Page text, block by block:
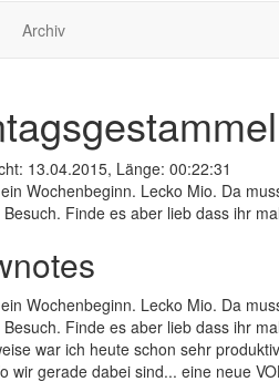
Archiv
13.04.2015, Länge: 00:22:31
Wochenbeginn. Lecko Mio. Da
Finde es aber lieb dass ihr
Wochenbeginn. Lecko Mio. Da
Finde es aber lieb dass ihr
war ich heute schon sehr
wir gerade dabei sind... eine neue